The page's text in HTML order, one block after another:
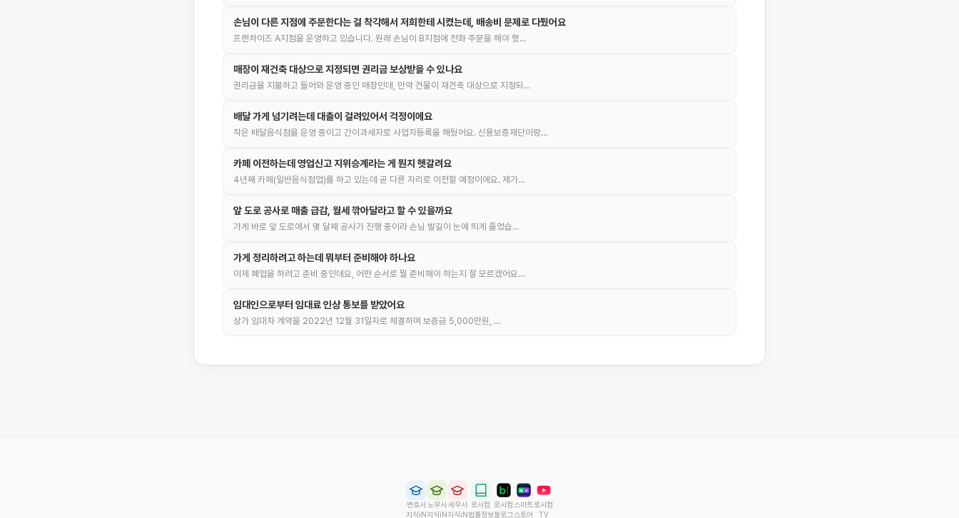
손님이 다른 지점에 주문한다는 걸 착각해서 저희한테 시켰는데, 배송비 문제로 다퉜어요
프랜차이즈 A지점을 운영하고 있습니다. 원래 손님이 B지점에 전화 주문을 해야 했…
매장이 재건축 대상으로 지정되면 권리금 보상받을 수 있나요
권리금을 지불하고 들어와 운영 중인 매장인데, 만약 건물이 재건축 대상으로 지정되…
배달 가게 넘기려는데 대출이 걸려있어서 걱정이에요
작은 배달음식점을 운영 중이고 간이과세자로 사업자등록을 해뒀어요. 신용보증재단이랑…
카페 이전하는데 영업신고 지위승계라는 게 뭔지 헷갈려요
4년째 카페(일반음식점업)를 하고 있는데 곧 다른 자리로 이전할 예정이에요. 제가…
앞 도로 공사로 매출 급감, 월세 깎아달라고 할 수 있을까요
가게 바로 앞 도로에서 몇 달째 공사가 진행 중이라 손님 발길이 눈에 띄게 줄었습…
가게 정리하려고 하는데 뭐부터 준비해야 하나요
이제 폐업을 하려고 준비 중인데요, 어떤 순서로 뭘 준비해야 하는지 잘 모르겠어요…
임대인으로부터 임대료 인상 통보를 받았어요
상가 임대차 계약을 2022년 12월 31일자로 체결하며 보증금 5,000만원, …
변호사
지식iN
노무사
지식iN
세무사
지식iN
로시컴
법률정보
로시컴
블로그
스마트
스토어
로시컴
TV